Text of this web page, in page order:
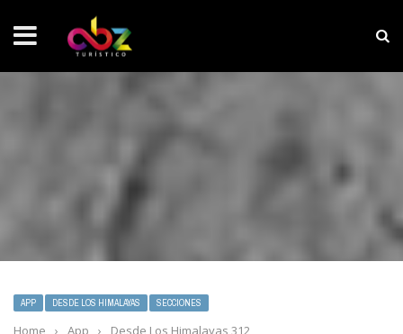
NOTICIAS SOBRESALIENTES
APP DESDE LOS HIMALAYAS SECCIONES
Home › App › Desde Los Himalayas 312